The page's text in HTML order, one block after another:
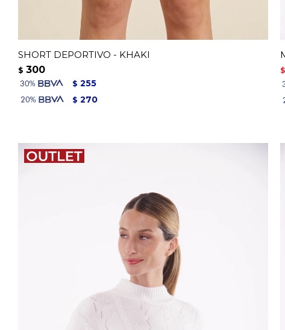
SHORT DEPORTIVO - KHAKI
$ 300
$ 255
$ 270
$